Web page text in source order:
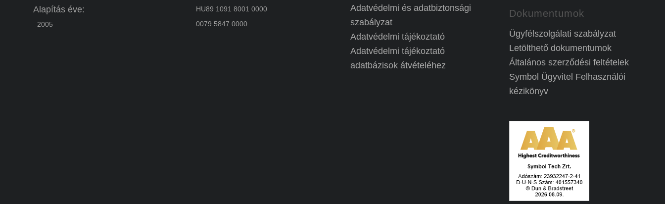
Alapítás éve:
2005
HU89 1091 8001 0000
0079 5847 0000
Adatvédelmi és adatbiztonsági
szabályzat
Adatvédelmi tájékoztató
Adatvédelmi tájékoztató
adatbázisok átvételéhez
Dokumentumok
Ügyfélszolgálati szabályzat
Letölthető dokumentumok
Általános szerződési feltételek
Symbol Ügyvitel Felhasználói
kézikönyv